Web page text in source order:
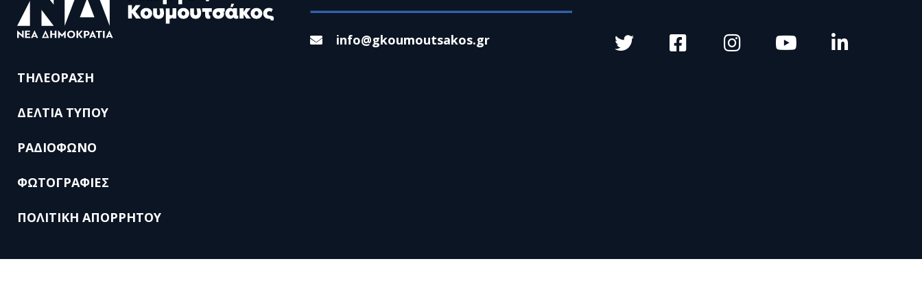
ΤΗΛΕΟΡΑΣΗ
ΔΕΛΤΙΑ ΤΥΠΟΥ
ΡΑΔΙΟΦΩΝΟ
ΦΩΤΟΓΡΑΦΙΕΣ
ΠΟΛΙΤΙΚΗ ΑΠΟΡΡΗΤΟΥ
info@gkoumoutsakos.gr